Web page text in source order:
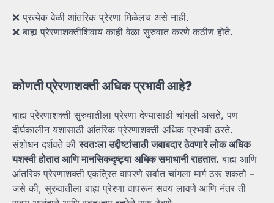
❌ प्रत्येक वेळी आंतरिक प्रेरणा मिळेलच असे नाही.
❌ बाह्य प्रेरणाशक्तीशिवाय काही वेळा सुरुवात करणे कठीण होते.
कोणतीप्रेरणाशक्तीअधिकप्रभावीआहे?
बाह्य प्रेरणाशक्ती सुरुवातीला प्रेरणा देण्यासाठी चांगली असते, पण
दीर्घकालीन यशासाठी आंतरिक प्रेरणाशक्ती अधिक प्रभावी ठरते.
संशोधन दर्शवते कीस्वतःलाउद्दीष्टांसाठीजबाबदारठेवणारेलोकअधिक
यशस्वीहोतातआणिमानसिकदृष्ट्याअधिकसमाधानीराहतात. बाह्य आणि
आंतरिक प्रेरणाशक्ती एकत्रित वापरणे सर्वात चांगला मार्ग ठरू शकतो –
जसे की, सुरुवातीला बाह्य प्रेरणा वापरून सवय लावणे आणि नंतर ती